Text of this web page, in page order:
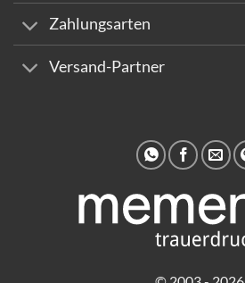
Zahlungsarten
Versand-Partner